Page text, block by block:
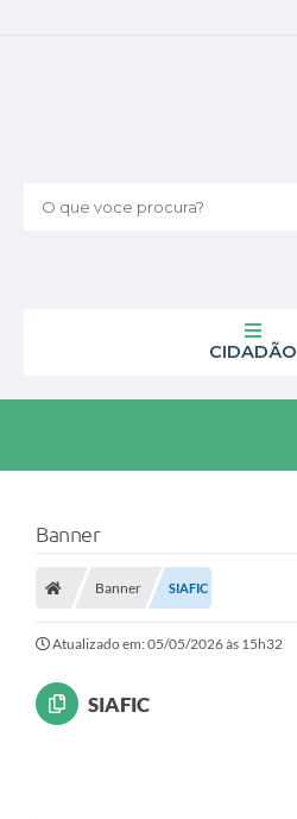
O que voce procura?
CIDADÃO
Banner
Banner SIAFIC
Atualizado em: 05/05/2026 às 15h32
SIAFIC